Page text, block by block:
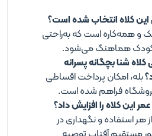
این کلاه انتخاب شده است؟
و همه‌کاره است که به‌راحتی
کودک هماهنگ می‌شود.
شنا بچگانه پسرانه
بله، امکان پرداخت اقساطی
فراهم شده است.
این کلاه را افزایش داد؟
هر استفاده و نگهداری در